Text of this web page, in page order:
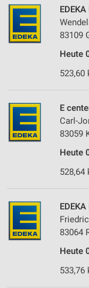
83109
Heute
523,60
E
Carl-
83059
Heute
528,64
83064
Heute
533,76